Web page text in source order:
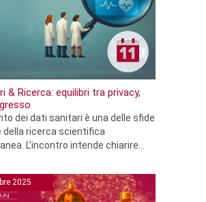
& Ricerca: equilibri tra privacy,
dei dati sanitari è una delle sfide
della ricerca scientifica
L’incontro intende chiarire...
2025